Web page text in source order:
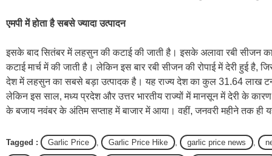
एमपी में होता है सबसे ज्यादा उत्पादन
इसके बाद सितंबर में लहसुन की कटाई की जाती है। इसके अलावा रबी सीजन
कटाई मार्च में की जाती है। लेकिन इस बार रबी सीजन की रोपाई में देरी हुई
देश में लहसुन का सबसे बड़ा उत्पादक है। यह राज्य देश का कुल 31.64 लाख
लेकिन इस साल, मध्य प्रदेश और उत्तर भारतीय राज्यों में मानसून में देरी के
के बजाय नवंबर के अंतिम सप्ताह में बाजार में आया। वहीं, जनवरी महीने तक ही
Tagged : Garlic Price Garlic Price Hike garlic price news